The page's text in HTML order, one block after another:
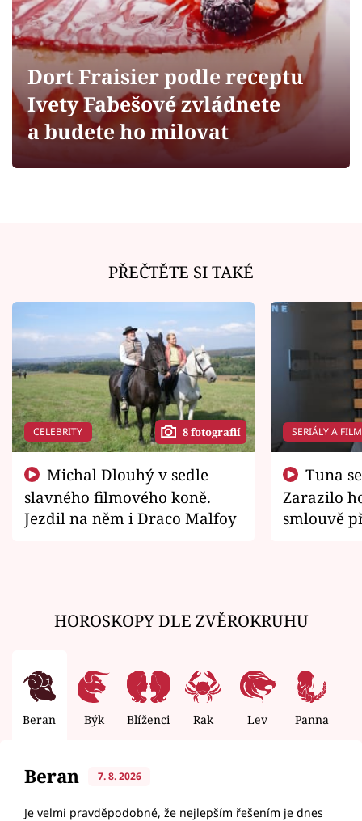
Sledujte prima+
Filmový festival Karlovy Vary
Pořady
Dort Fraisier podle receptu
Ivety Fabešové zvládnete
a budete ho milovat
PŘEČTĚTE SI TAKÉ
CELEBRITY 8 fotografií
slavného filmového koně.
Jezdil na něm i Draco Malfoy
SERIÁLY A
Zarazilo
smlouvě
HOROSKOPY DLE ZVĚROKRUHU
Beran Býk Blíženci Rak Lev Panna
Beran 7. 8. 2026
Je velmi pravděpodobné, že nejlepším řešením je dnes